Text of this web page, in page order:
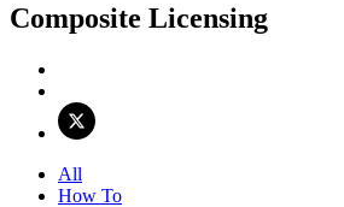
Composite Licensing
All
How To